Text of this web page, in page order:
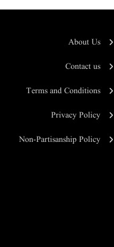
About Us
Contact us
Terms and Conditions
Privacy Policy
Non-Partisanship Policy